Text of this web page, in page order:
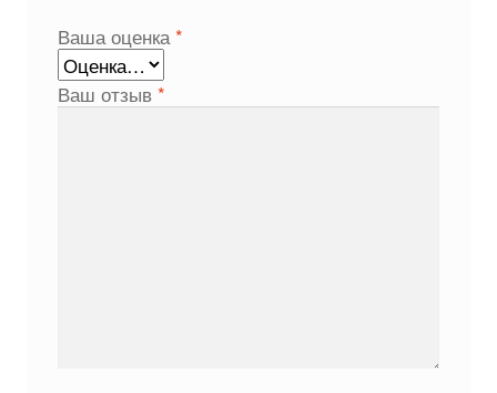
Ваша оценка*
Ваш отзыв *